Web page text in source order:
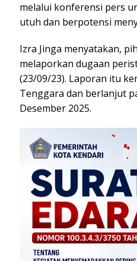
melalui konferensi pers
utuh dan berpotensi
Izra Jinga menyatakan,
melaporkan dugaan
(23/09/23). Laporan itu
Tenggara dan berlanjut
Desember 2025.